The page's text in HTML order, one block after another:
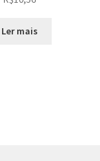
Ler mais